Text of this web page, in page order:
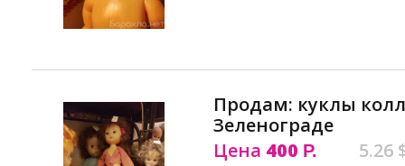
Продам: куклы
Зеленограде
Цена 400 Р.
5.26